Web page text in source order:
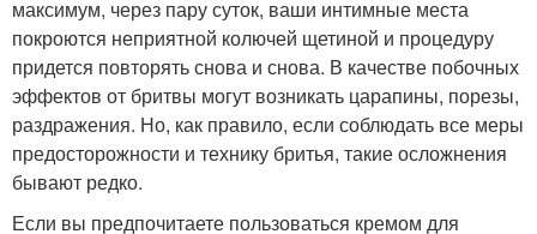
максимум, через пару суток, ваши интимные места
покроются неприятной колючей щетиной и процедуру
придется повторять снова и снова. В качестве побочных
эффектов от бритвы могут возникать царапины, порезы,
раздражения. Но, как правило, если соблюдать все меры
предосторожности и технику бритья, такие осложнения
бывают редко.
Если вы предпочитаете пользоваться кремом для